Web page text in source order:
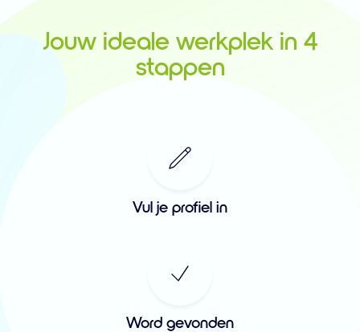
Jouw ideale werkplek in 4
stappen
Vul je profiel in
Word gevonden